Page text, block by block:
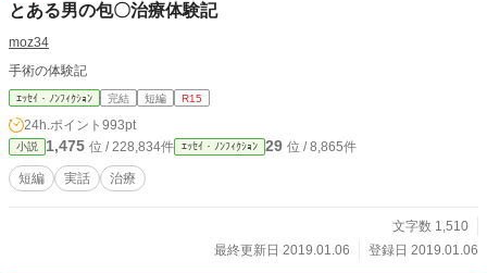
とある男の包〇治療体験記
moz34
手術の体験記
ｴｯｾｲ・ﾉﾝﾌｨｸｼｮﾝ 完結 短編 R15
24h.ポイント 993pt
小説 1,475 位 / 228,834件 ｴｯｾｲ・ﾉﾝﾌｨｸｼｮﾝ 29 位 / 8,865件
短編 実話 治療
文字数 1,510
最終更新日 2019.01.06
登録日 2019.01.06